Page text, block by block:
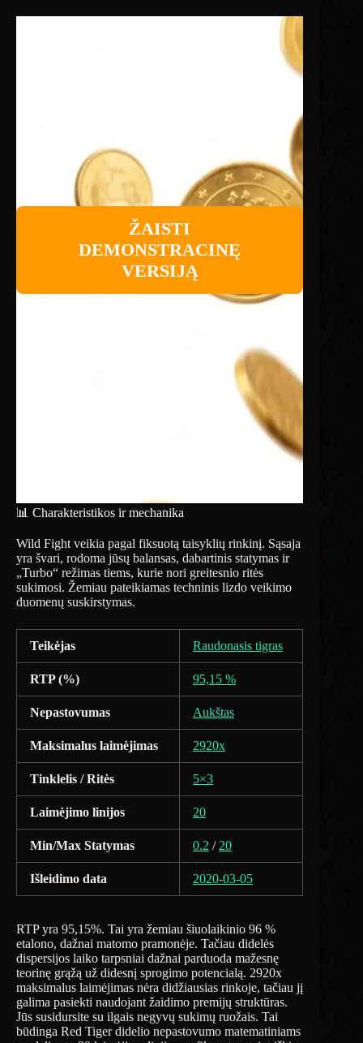
ŽAISTI
DEMONSTRACINĘ
VERSIJĄ
📊 Charakteristikos ir mechanika
Wild Fight veikia pagal fiksuotą taisyklių rinkinį. Sąsaja
yra švari, rodoma jūsų balansas, dabartinis statymas ir
„Turbo“ režimas tiems, kurie nori greitesnio ritės
sukimosi. Žemiau pateikiamas techninis lizdo veikimo
duomenų suskirstymas.
Teikėjas Raudonasis tigras
RTP (%) 95,15 %
Nepastovumas Aukštas
Maksimalus laimėjimas 2920x
Tinklelis / Ritės 5×3
Laimėjimo linijos 20
Min/Max Statymas 0.2 / 20
Išleidimo data 2020-03-05
RTP yra 95,15%. Tai yra žemiau šiuolaikinio 96 %
etalono, dažnai matomo pramonėje. Tačiau didelės
dispersijos laiko tarpsniai dažnai parduoda mažesnę
teorinę grąžą už didesnį sprogimo potencialą. 2920x
maksimalus laimėjimas nėra didžiausias rinkoje, tačiau jį
galima pasiekti naudojant žaidimo premijų struktūras.
Jūs susidursite su ilgais negyvų sukimų ruožais. Tai
būdinga Red Tiger didelio nepastovumo matematiniams